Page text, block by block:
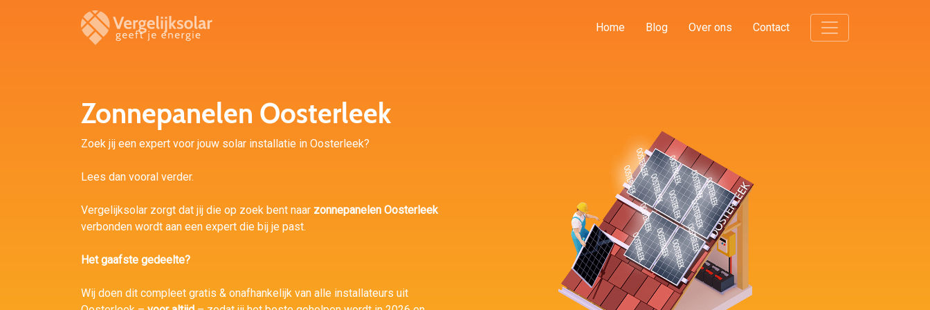
Home Blog Over ons Contact
Zonnepanelen Oosterleek
Zoek jij een expert voor jouw solar installatie in Oosterleek?
Lees dan vooral verder.
Vergelijksolar zorgt dat jij die op zoek bent naar zonnepanelen Oosterleek
verbonden wordt aan een expert die bij je past.
Het gaafste gedeelte?
Wij doen dit compleet gratis & onafhankelijk van alle installateurs uit